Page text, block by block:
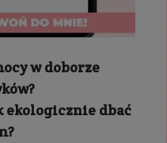
w doborze
ekologicznie dbać